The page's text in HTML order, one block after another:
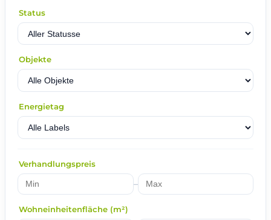
Status
Objekte
Energietag
Verhandlungspreis
–
Wohneinheitenfläche (m²)